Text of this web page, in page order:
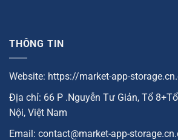
THÔNG TIN
Website: https://market-app-
Địa chỉ: 66 P .Nguyễn Tư Giản, Tổ
Nội, Việt Nam
Email: contact@market-app-